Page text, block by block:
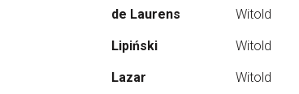
de Laurens Witold
Lipiński Witold
Lazar Witold